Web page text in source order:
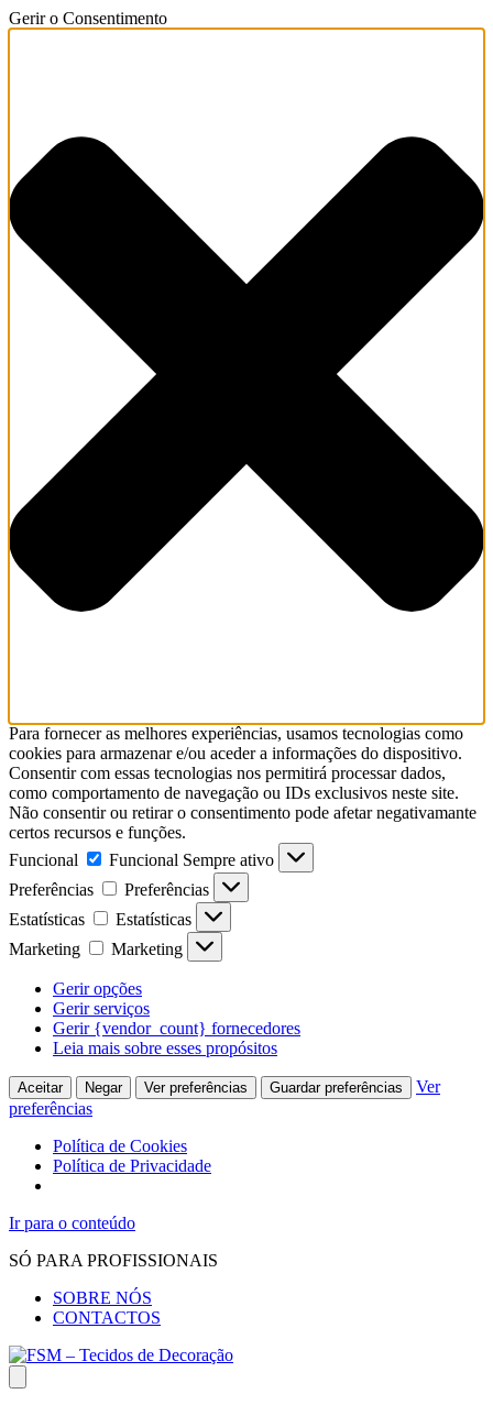
Gerir o Consentimento
Para fornecer as melhores experiências, usamos tecnologias como
cookies para armazenar e/ou aceder a informações do dispositivo.
Consentir com essas tecnologias nos permitirá processar dados,
como comportamento de navegação ou IDs exclusivos neste site.
Não consentir ou retirar o consentimento pode afetar negativamante
certos recursos e funções.
Funcional
Funcional Sempre ativo
Preferências
Preferências
Estatísticas
Estatísticas
Marketing
Marketing
Gerir opções
Gerir serviços
Gerir {vendor_count} fornecedores
Leia mais sobre esses propósitos
Aceitar Negar Ver preferências Guardar preferências
Ver
preferências
Política de Cookies
Política de Privacidade
Ir para o conteúdo
SÓ PARA PROFISSIONAIS
SOBRE NÓS
CONTACTOS